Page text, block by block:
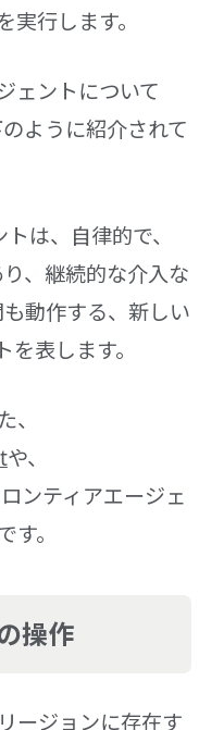
行します。
ェントについて
ように紹介されて
は、自律的で、
、継続的な介入な
動作する、新しい
表します。
、
や、
ンティアエージェ
。
操作
ージョンに存在す